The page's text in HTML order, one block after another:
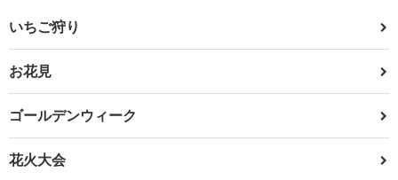
いちご狩り
お花見
ゴールデンウィーク
花火大会